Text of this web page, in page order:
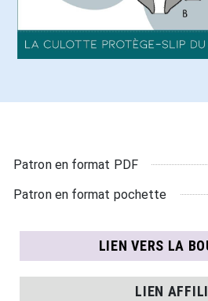
Patron en format PDF
Patron en format pochette
LIEN VERS LA
LIEN